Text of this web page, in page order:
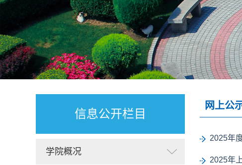
信息公开栏目
学院概况
网上公
2025年
2025年